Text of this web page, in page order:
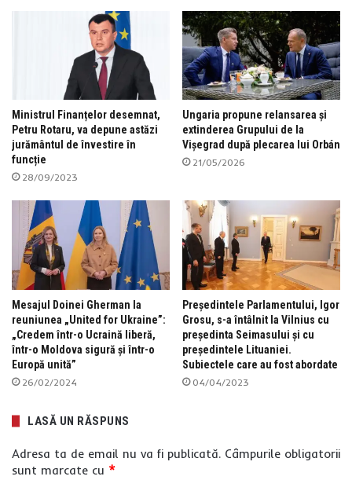
Ministrul Finanțelor desemnat,
Petru Rotaru, va depune astăzi
jurământul de învestire în
funcție
28/09/2023
Ungaria propune relansarea și
extinderea Grupului de la
Vișegrad după plecarea lui Orbán
21/05/2026
Mesajul Doinei Gherman la
reuniunea „United for Ukraine”:
„Credem într-o Ucraină liberă,
într-o Moldova sigură și într-o
Europă unită”
26/02/2024
Președintele Parlamentului, Igor
Grosu, s-a întâlnit la Vilnius cu
președinta Seimasului și cu
președintele Lituaniei.
Subiectele care au fost abordate
04/04/2023
LASĂ UN RĂSPUNS
Adresa ta de email nu va fi publicată. Câmpurile obligatorii
sunt marcate cu *